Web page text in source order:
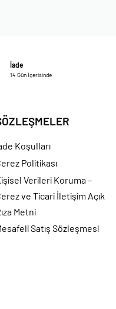
İade
14 Gün İçerisinde
Koşulları
Politikası
Verileri Koruma –
ve Ticari İletişim Açık
Metni
Satış Sözleşmesi